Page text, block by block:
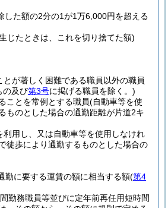
した額の2分の1が1万6,000円を超える
じたときは、これを切り捨てた額)
が著しく困難である職員以外の職員
の及び第3号に掲げる職員を除く。)
ことを常例とする職員(自動車等を使
ものとした場合の通勤距離が片道2キ
利用し、又は自動車等を使用しなけれ
徒歩により通勤するものとした場合の
に要する運賃の額に相当する額(第4
勤務職員等並びに定年前再任用短時間